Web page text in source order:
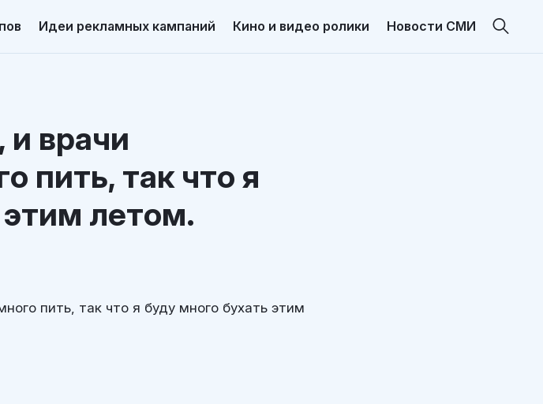
Идеи рекламных кампаний Кино и видео ролики Новости СМИ
врачи
пить, так что я
этим летом.
пить, так что я буду много бухать этим